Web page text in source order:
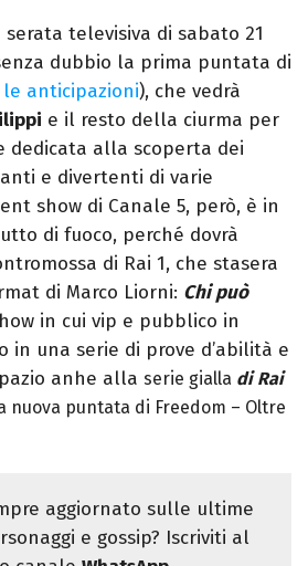
televisiva di sabato 21
dubbio la prima puntata di
le anticipazioni), che vedrà
e il resto della ciurma per
dedicata alla scoperta dei
e divertenti di varie
show di Canale 5, però, è in
di fuoco, perché dovrà
di Rai 1, che stasera
di Marco Liorni: Chi può
in cui vip e pubblico in
in una serie di prove d’abilità e
anhe alla serie gialla di Rai
nuova puntata di Freedom – Oltre
aggiornato sulle ultime
e gossip? Iscriviti al